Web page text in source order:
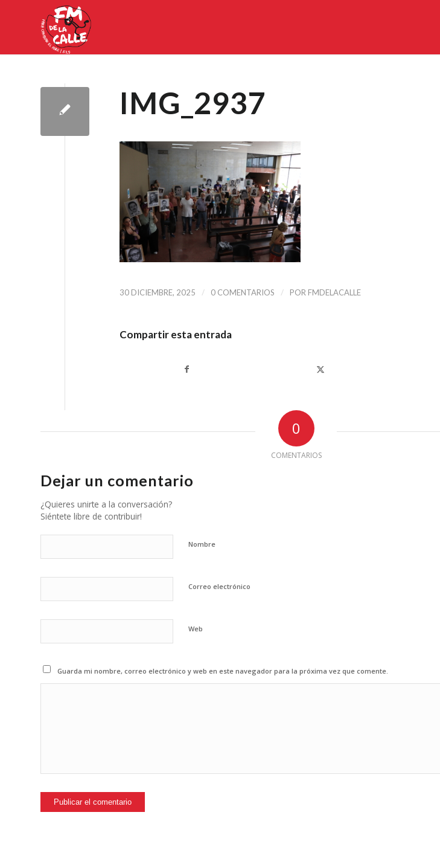
IMG_2937
30 DICIEMBRE, 2025 / 0 COMENTARIOS / POR FMDELACALLE
Compartir esta entrada
0
COMENTARIOS
Dejar un comentario
¿Quieres unirte a la conversación?
Siéntete libre de contribuir!
Nombre
Correo electrónico
Web
Guarda mi nombre, correo electrónico y web en este navegador para la próxima vez que comente.